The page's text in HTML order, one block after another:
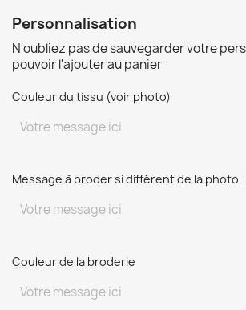
Personnalisation
N'oubliez pas de sauvegarder votre
pouvoir l'ajouter au panier
Couleur du tissu (voir photo)
Message à broder si différent de la photo
Couleur de la broderie